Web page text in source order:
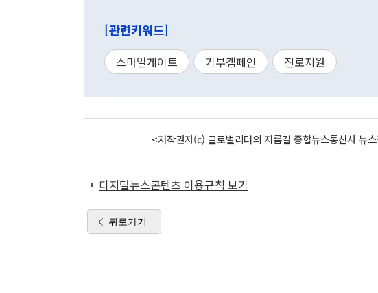
[관련키워드]
스마일게이트 기부캠페인 진로지원
<저작권자(c) 글로벌리더의 지름길 종합뉴스통신사
디지털뉴스콘텐츠 이용규칙 보기
뒤로가기